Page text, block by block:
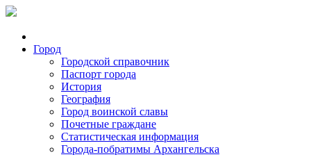
Город
Городской справочник
Паспорт города
История
География
Город воинской славы
Почетные граждане
Статистическая информация
Города-побратимы Архангельска